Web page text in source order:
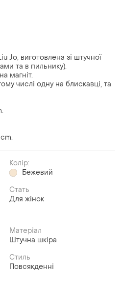
Jo, виготовлена зі штучної
та в пильнику).
магніт.
числі одну на блискавці, та
Колір:
Бежевий
Стать
Для жінок
Матеріал
Штучна шкіра
Стиль
Повсякденні